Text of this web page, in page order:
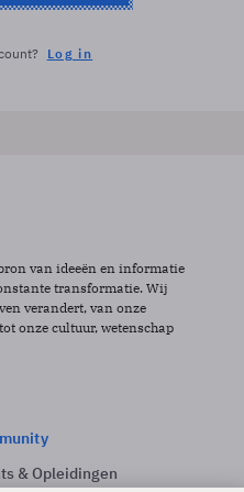
Log in
van ideeën en informatie
transformatie. Wij
verandert, van onze
onze cultuur, wetenschap
& Opleidingen